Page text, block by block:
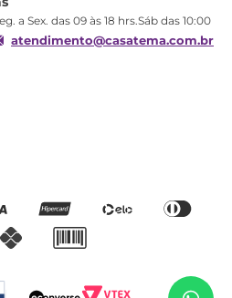
a Sex. das 09 às 18 hrs.Sáb das 10:00
atendimento@casatema.com.br